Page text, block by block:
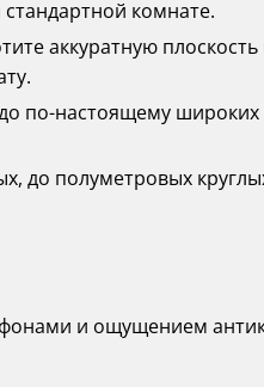
комнате.
аккуратную
по-настоящему
до полуметровых
и ощущением